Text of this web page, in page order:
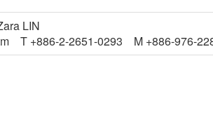
LIN
T +886-2-2651-0293 M +886-976-